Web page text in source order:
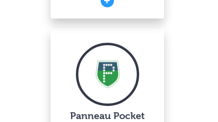
Panneau Pocket